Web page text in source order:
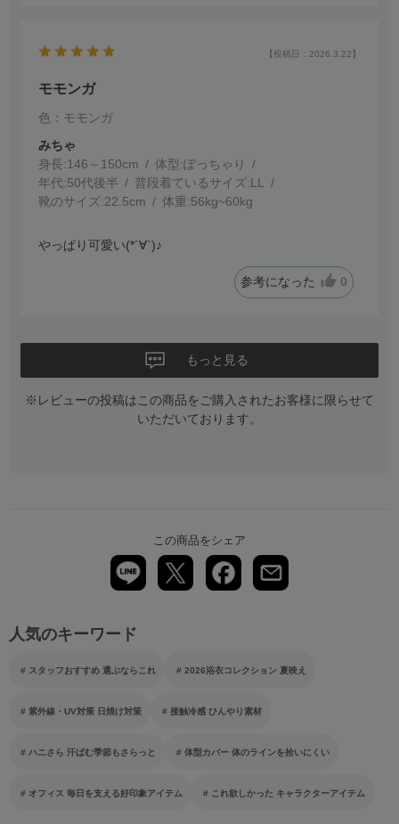
【投稿日：2026.3.22】
モモンガ
色：モモンガ
みちゃ
身長:146～150cm 体型:ぽっちゃり
年代:50代後半 普段着ているサイズ:LL
靴のサイズ:22.5cm 体重:56kg~60kg
っぱり可愛い(*´∀`)♪
参考になった 0
もっと見る
※レビューの投稿はこの商品をご購入されたお客様に限らせて
いただいております。
この商品をシェア
人気のキーワード
スタッフおすすめ 選ぶならこれ 2026浴衣コレクション 夏映え
紫外線・UV対策 日焼け対策 接触冷感 ひんやり素材
ハニさら 汗ばむ季節もさらっと 体型カバー 体のラインを拾いにくい
オフィス 毎日を支える好印象アイテム これ欲しかった キャラクターアイテム